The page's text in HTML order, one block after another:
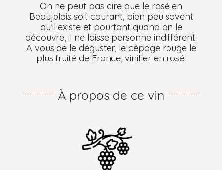
On ne peut pas dire que le rosé en
Beaujolais soit courant, bien peu savent
qu’il existe et pourtant quand on le
découvre, il ne laisse personne indifférent.
A vous de le déguster, le cépage rouge le
plus fruité de France, vinifier en rosé.
À propos de ce vin